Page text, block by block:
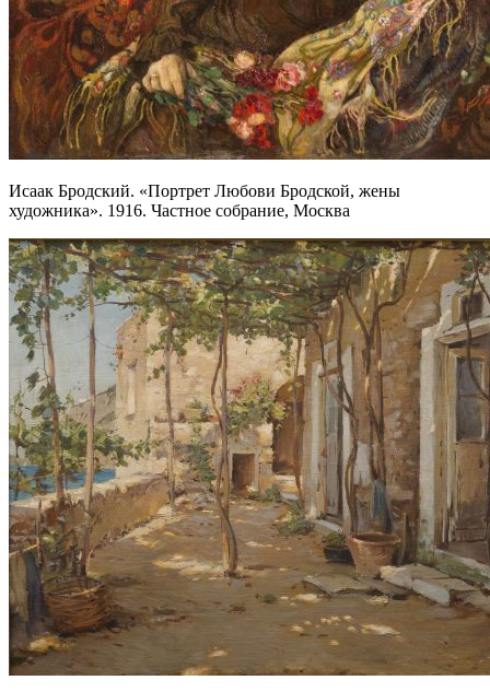
Исаак Бродский. «Портрет Любови Бродской, жены
художника». 1916. Частное собрание, Москва